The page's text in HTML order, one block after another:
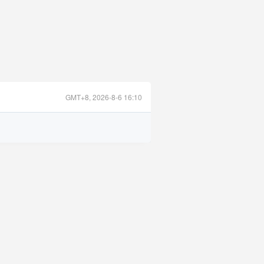
GMT+8, 2026-8-6 16:10